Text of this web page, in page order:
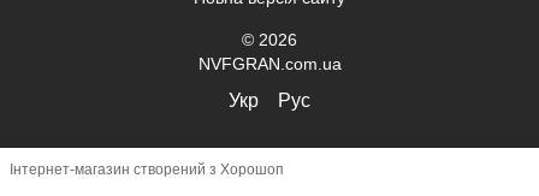
© 2026
NVFGRAN.com.ua
Укр Рус
Інтернет-магазин створений з Хорошоп